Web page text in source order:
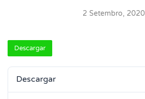
2 Setembro, 2020
Descargar
Descargar